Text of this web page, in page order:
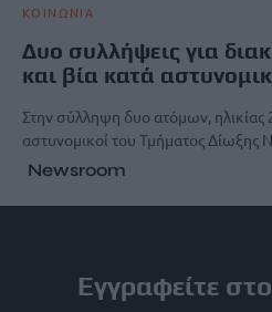
ΚΟΙΝΩΝΙΑ
Δυο συλλήψεις για
και βία κατά
Στην σύλληψη δυο ατόμων,
αστυνομικοί του Τμήματος
Newsroom
Εγγραφείτε